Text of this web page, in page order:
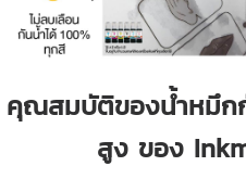
คุณสมบัติของน้ำหมึก
สูง ของ